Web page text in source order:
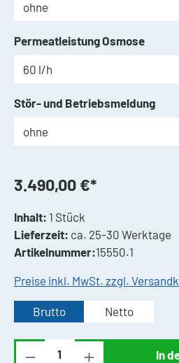
3.490,00 €*
Inhalt: 1 Stück
Lieferzeit: ca. 25-30 Werktage
Artikelnummer:15550.1
Preise inkl. MwSt. zzgl.
Brutto Netto
Permeatleistung Osmose
Stör- und Betriebsmeldung
Produkt Anzahl: Gib In